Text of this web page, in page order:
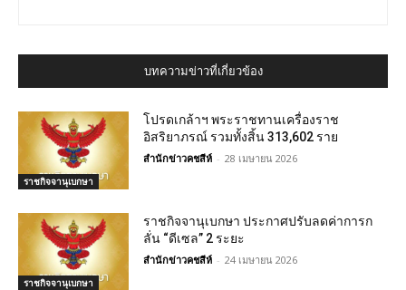
บทความข่าวที่เกี่ยวข้อง
ราชกิจจานุเบกษา
โปรดเกล้าฯ พระราชทานเครื่องราช
อิสริยาภรณ์ รวมทั้งสิ้น 313,602 ราย
สำนักข่าวคชสีห์ - 28 เมษายน 2026
ราชกิจจานุเบกษา
ราชกิจจานุเบกษา ประกาศปรับลดค่าการก
ลั่น “ดีเซล” 2 ระยะ
สำนักข่าวคชสีห์ - 24 เมษายน 2026